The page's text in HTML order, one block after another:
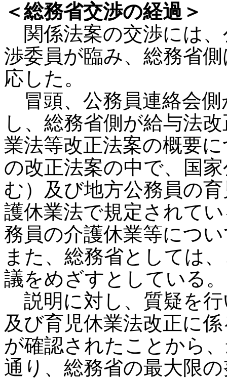
＜総務省交渉の経過＞
関係法案の交渉には、
渉委員が臨み、総務省
応した。
冒頭、公務員連絡会側
し、総務省側が給与法
業法等改正法案の概要
の改正法案の中で、国
む）及び地方公務員の
護休業法で規定されて
務員の介護休業等につ
また、総務省としては
議をめざすとしている。
説明に対し、質疑を行
及び育児休業法改正に
が確認されたことから
通り、総務省の最大限